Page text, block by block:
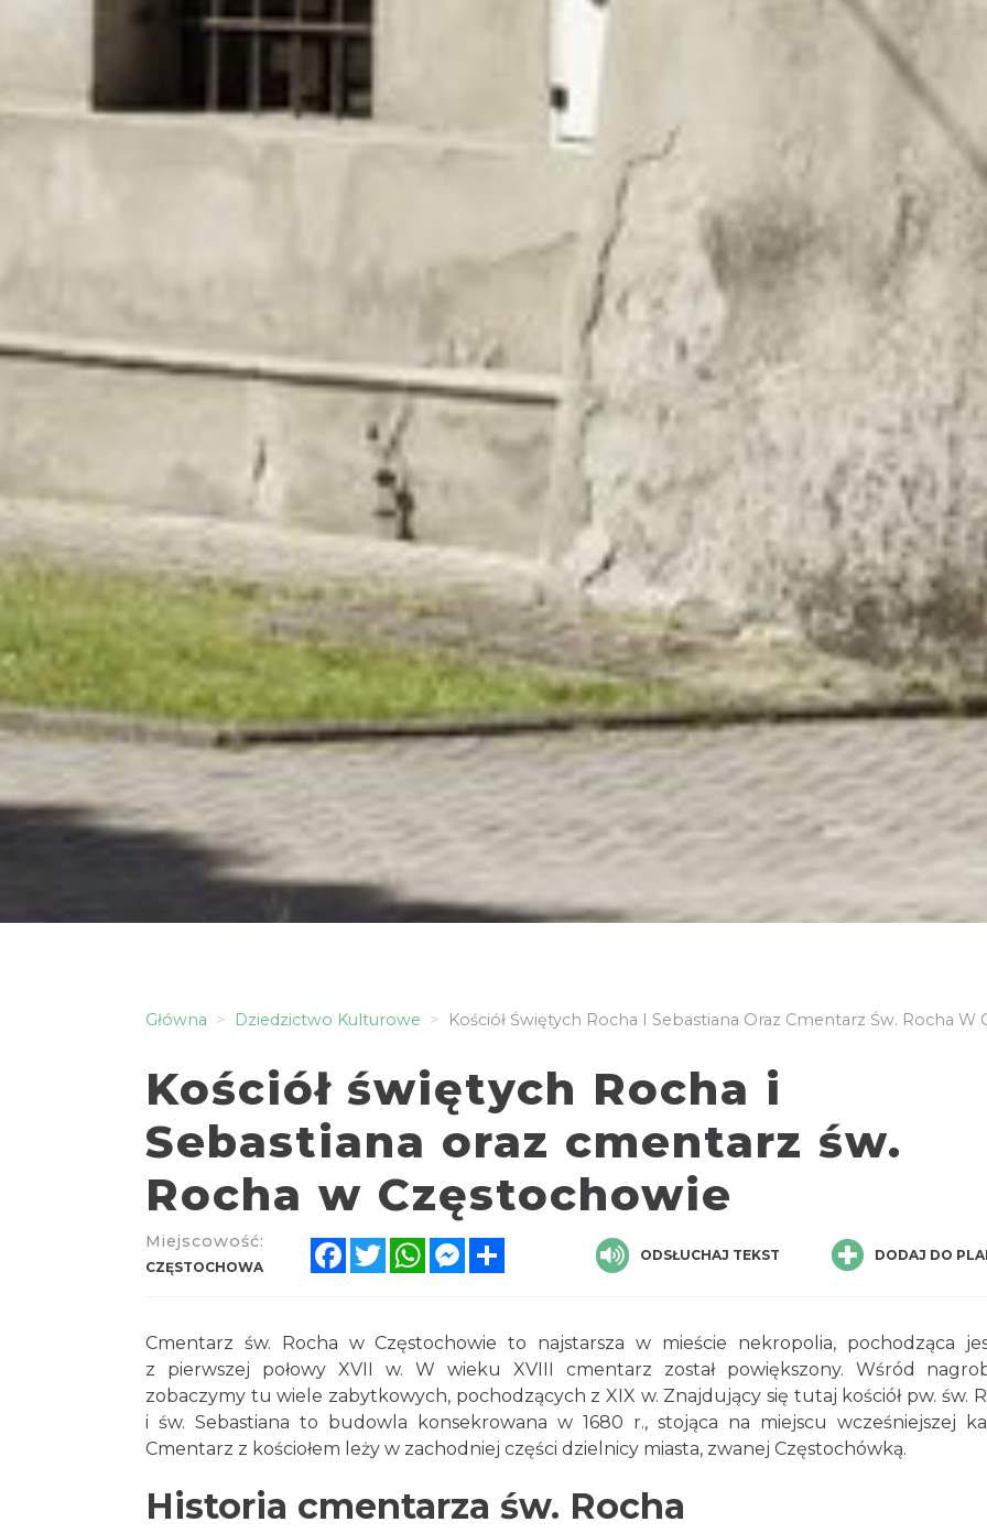
Główna Dziedzictwo Kulturowe Kościół Świętych Rocha I Sebastiana Oraz Cmentarz Św. Rocha W
Kościół świętych Rocha i
Sebastiana oraz cmentarz św.
Rocha w Częstochowie
Miejscowość:
CZĘSTOCHOWA
FacebookTwitterWhatsAppMessenger ODSŁUCHAJ TEKST DODAJ DO
Cmentarz św. Rocha w Częstochowie to najstarsza w mieście nekropolia, pochodząca
z pierwszej połowy XVII w. W wieku XVIII cmentarz został powiększony. Wśród
zobaczymy tu wiele zabytkowych, pochodzących z XIX w. Znajdujący się tutaj kościół pw. św.
i św. Sebastiana to budowla konsekrowana w 1680 r., stojąca na miejscu wcześniejszej
Cmentarz z kościołem leży w zachodniej części dzielnicy miasta, zwanej Częstochówką.
Historia cmentarza św. Rocha